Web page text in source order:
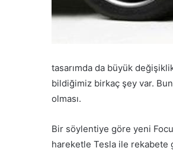
tasarımda da büyük
bildiğimiz birkaç şey var.
olması.
Bir söylentiye göre yeni
hareketle Tesla ile rekabete